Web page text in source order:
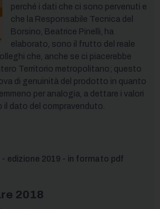
perché i dati che ci sono pervenuti e
che la Responsabile Tecnica del
Borsino, Beatrice Pinelli, ha
elaborato, sono il frutto del reale
che, anche se ci piacerebbe
Territorio metropolitano; questo
di genuinità del prodotto in quanto
per analogia, a dettare i valori
il dato del compravenduto.
edizione 2019 - in formato pdf
2018